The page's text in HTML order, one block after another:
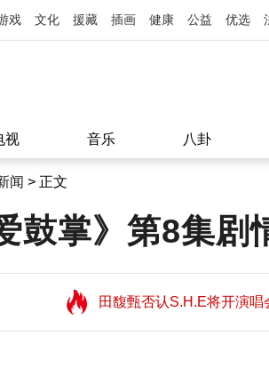
戏 文化 援藏 插画 健康 公益 优选
视 音乐 八卦
闻 > 正文
鼓掌》第8集剧
田馥甄否认S.H.E将开演
望11:08
田馥甄否认S.H.E将开演